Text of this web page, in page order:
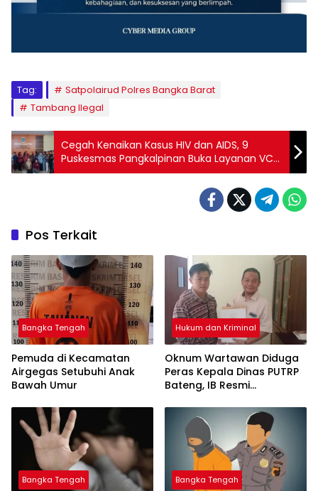
Tag:
Satpolairud Polres Bangka Barat
Tambang Ilegal
Cegah Kenaikan Kasus HIV dan AIDS, 9
Puskesmas Pangkalpinan Buka Layanan VCT
Gratis
Pos Terkait
Bangka Tengah
Pemuda di Kecamatan
Airgegas Setubuhi Anak
Hukum dan Kriminal
Oknum Wartawan Diduga
Peras Kepala Dinas PUTRP
Bateng, IB Resmi
Bangka Tengah Bangka Tengah